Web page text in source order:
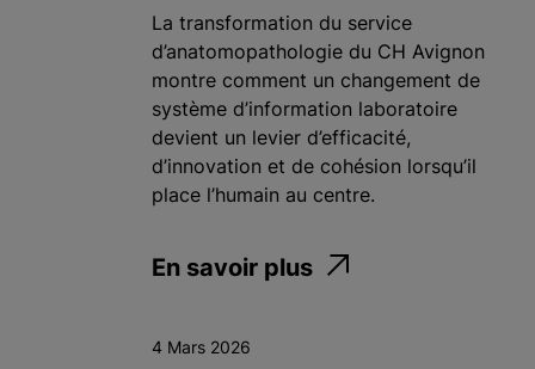
La transformation du service
d’anatomopathologie du CH Avignon
montre comment un changement de
système d’information laboratoire
devient un levier d’efficacité,
d’innovation et de cohésion lorsqu’il
place l’humain au centre.
En savoir plus
4 Mars 2026